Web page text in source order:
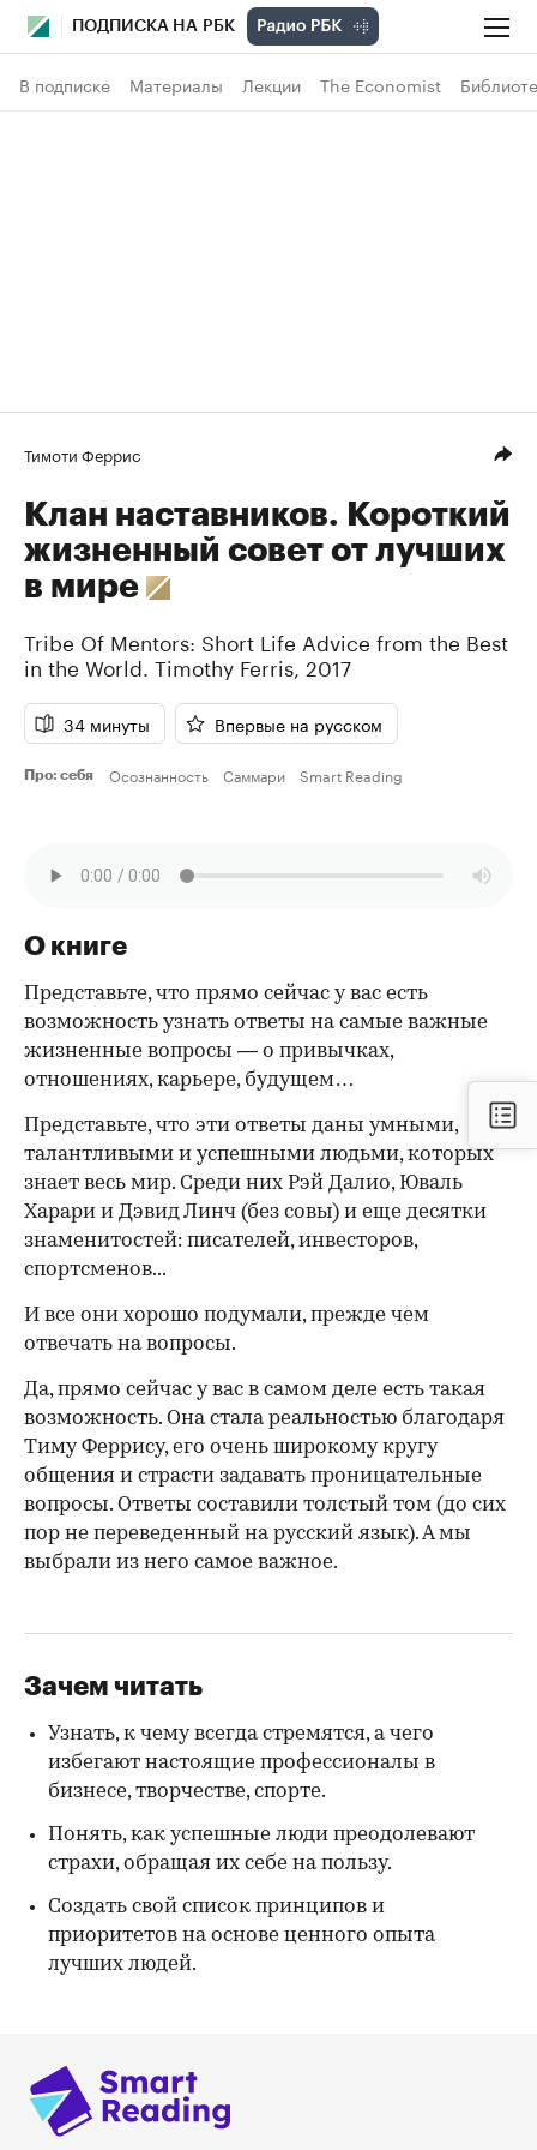
ПОДПИСКА НА РБК
В подписке Материалы Лекции The Economist
Тимоти Феррис
Клан наставников. Короткий
жизненный совет от лучших
в мире
Tribe Of Mentors: Short Life Advice from the Best
in the World. Timothy Ferris 2017
34 минуты Впервые на русском
Про: себя Осознанность Саммари Smart Reading
О книге
Представьте, что прямо сейчас у вас есть
возможность узнать ответы на самые важные
жизненные вопросы — о привычках,
отношениях, карьере, будущем…
Представьте, что эти ответы даны умными,
талантливыми и успешными людьми, которых
знает весь мир. Среди них Рэй Далио, Юваль
Харари и Дэвид Линч (без совы) и еще десятки
знаменитостей: писателей, инвесторов,
спортсменов...
И все они хорошо подумали, прежде чем
отвечать на вопросы.
Да, прямо сейчас у вас в самом деле есть такая
возможность. Она стала реальностью благодаря
Тиму Феррису, его очень широкому кругу
общения и страсти задавать проницательные
вопросы. Ответы составили толстый том (до сих
пор не переведенный на русский язык). А мы
выбрали из него самое важное.
Зачем читать
Узнать, к чему всегда стремятся, а чего
избегают настоящие профессионалы в
бизнесе, творчестве, спорте.
Понять, как успешные люди преодолевают
страхи, обращая их себе на пользу.
Создать свой список принципов и
приоритетов на основе ценного опыта
лучших людей.